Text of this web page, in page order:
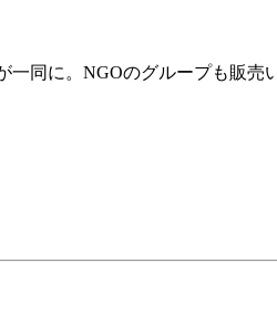
同に。NGOのグループも販売